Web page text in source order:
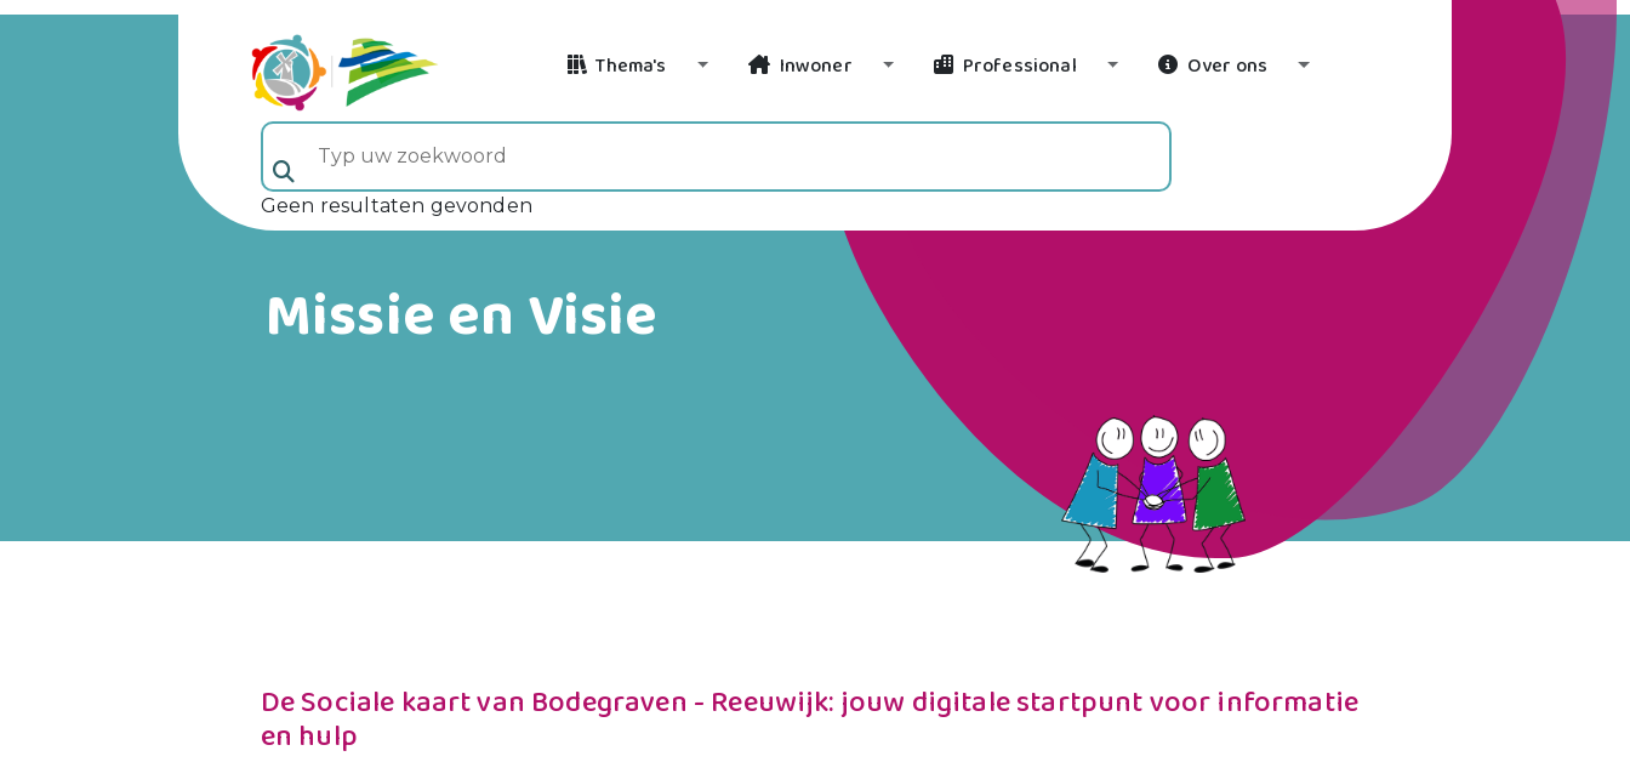
Thema's Toggle Dropdown
Inwoner Toggle Dropdown
Professional Toggle Dropdown
Over ons Toggle Dropdown
Typ uw zoekwoord (veld 5)
Geen resultaten gevonden
Missie en Visie
De Sociale kaart van Bodegraven - Reeuwijk: jouw digitale startpunt voor informatie
en hulp